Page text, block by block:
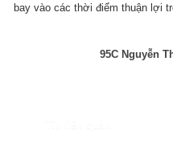
bay vào các thời điểm thuận lợi
95C Nguyễn